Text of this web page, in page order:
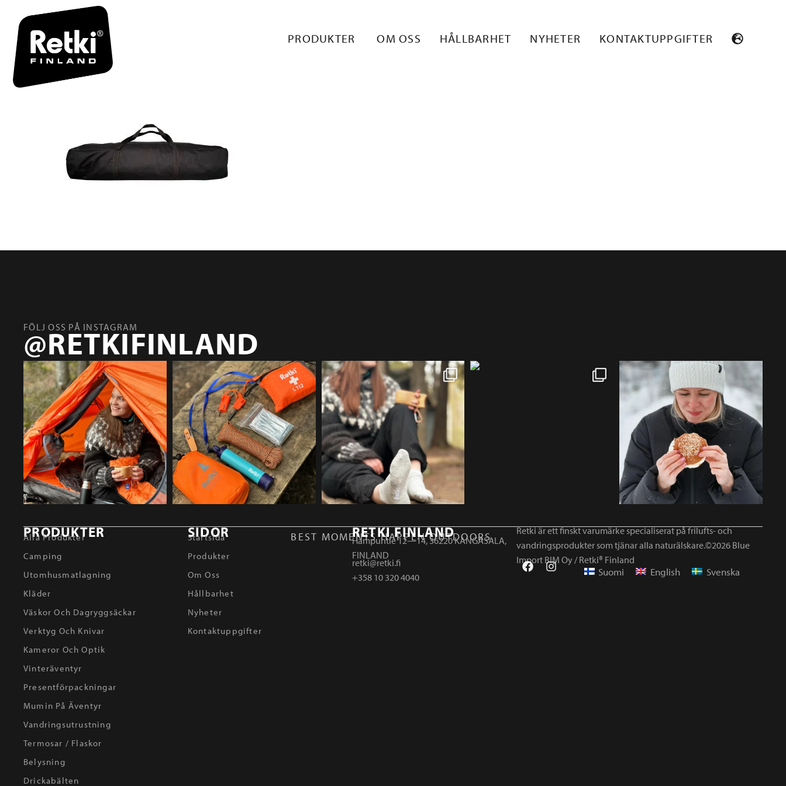
PRODUKTER OM OSS HÅLLBARHET NYHETER KONTAKTUPPGIFTER
R6994-6
FÖLJ OSS PÅ INSTAGRAM
@RETKIFINLAND
BEST MOMENTS HAPPEN OUTDOORS.
PRODUKTER
Alla Produkter
Camping
Utomhusmatlagning
Kläder
Väskor Och Dagryggsäckar
Verktyg Och Knivar
Kameror Och Optik
Vinteräventyr
Presentförpackningar
Mumin På Äventyr
Vandringsutrustning
Termosar / Flaskor
Belysning
Drickabälten
SIDOR
Startsida
Produkter
Om Oss
Hållbarhet
Nyheter
Kontaktuppgifter
RETKI FINLAND
Hampuntie 12—14, 36220 KANGASALA,
FINLAND
retki@retki.fi
+358 10 320 4040
Retki är ett finskt varumärke specialiserat på frilufts- och
vandringsprodukter som tjänar alla naturälskare.©2026 Blue
Import BIM Oy / Retki® Finland
Suomi English Svenska